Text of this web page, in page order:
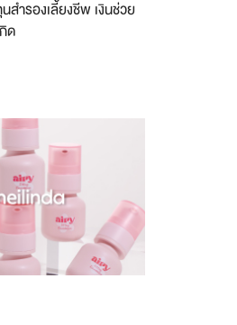
สำรองเลี้ยงชีพ เงินช่วย
ด